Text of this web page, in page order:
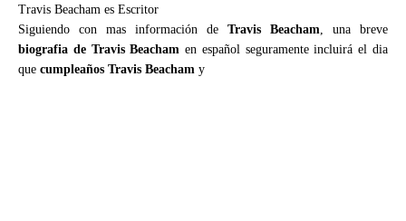
Travis Beacham es Escritor
Siguiendo con mas información de Travis Beacham, una breve
biografia de Travis Beacham en español seguramente incluirá el dia
que cumpleaños Travis Beacham y